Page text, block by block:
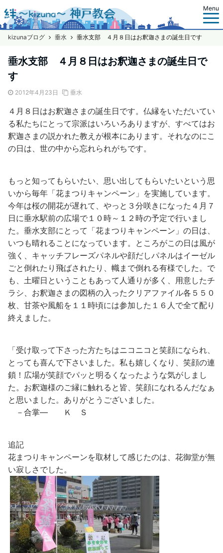
Menu
kizunaブログ 垂水 垂水支部 ４月８日はお釈迦さまの誕生日です
垂水支部 ４月８日はお釈迦さまの誕生日で
す
2012年4月23日 垂水
４月８日はお釈迦さまの誕生日です。仏縁をいただいてい
る私たちにとって宗派はいろいろありますが、すべてはお
釈迦さまの説かれた教えが根本にあります。それなのにこ
の日は、世の中から忘れられがちです。
もっと知ってもらいたい、思い出してもらいたいという思
いから毎年「花まつりキャンペーン」を実施しています。
今年は桜の開花が遅れて、やっと３分咲きになった４月７
日に垂水駅前の広場で１０時～１２時の予定で行いまし
た。垂水支部にとって「花まつりキャンペーン」の日は、
いつも晴れることになっています。ところがこの日は風が
強く、キャッチフレーズパネルや顔だしパネルはイーゼル
ごと倒れたり飛ばされたり、幟まで倒れる有様でした。で
も、土曜日ということもあって人通りが多く、用意したチ
ラシ、お釈迦さまの図柄の入ったクリアファイル各５５０
枚、甘茶や風船を１１時頃には参加した１６人で全て配り
終えました。
「受け取って下さった方たちはニコニコと笑顔になられ、
とっても喜んで下さいました。私も嬉しくなり、笑顔の連
鎖！広場が笑顔でパッと明るくなったような気がしまし
た。お釈迦様のご縁に触れると皆、笑顔になれるんだなぁ
と思いました。ありがとうございました。
－合掌― Ｋ Ｓ
追記
花まつりキャンペーンを取材して感じたのは、花御堂が無
い寂しさでした。